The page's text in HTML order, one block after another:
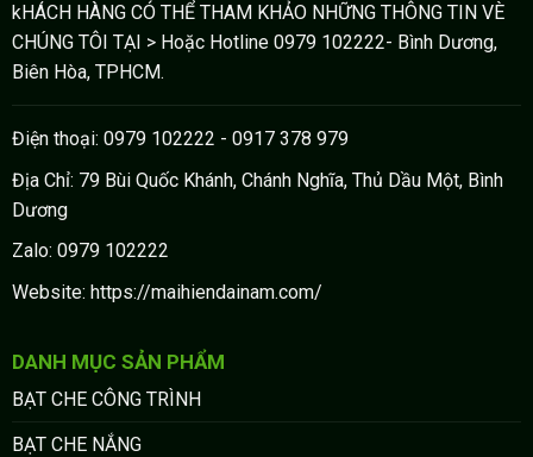
kHÁCH HÀNG CÓ THỂ THAM KHẢO NHỮNG THÔNG TIN VÈ
CHÚNG TÔI TẠI > Hoặc Hotline 0979 102222- Bình Dương,
Biên Hòa, TPHCM.
Điện thoại: 0979 102222 - 0917 378 979
Địa Chỉ: 79 Bùi Quốc Khánh, Chánh Nghĩa, Thủ Dầu Một, Bình
Dương
Zalo: 0979 102222
Website: https://maihiendainam.com/
DANH MỤC SẢN PHẨM
BẠT CHE CÔNG TRÌNH
BẠT CHE NẮNG